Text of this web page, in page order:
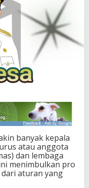
banyak kepala
atau anggota
dan lembaga
menimbulkan pro
aturan yang